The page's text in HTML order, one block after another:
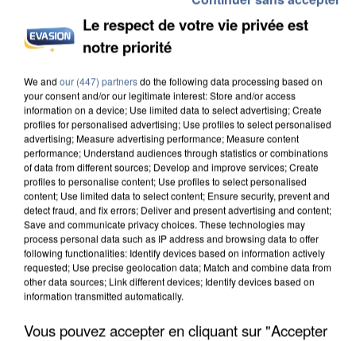
COULÉE DE BOUE EN HAUTE-SAVOIE
Le respect de votre vie privée est
notre priorité
We and our (447) partnersdo the following data processing based on
your consent and/or our legitimate interest: Store and/or access
information on a device; Use limited data to select advertising; Create
profiles for personalised advertising; Use profiles to select personalised
advertising; Measure advertising performance; Measure content
performance; Understand audiences through statistics or combinations
of data from different sources; Develop and improve services; Create
profiles to personalise content; Use profiles to select personalised
content; Use limited data to select content; Ensure security, prevent and
detect fraud, and fix errors; Deliver and present advertising and content;
Save and communicate privacy choices. These technologies may
process personal data such as IP address and browsing data to offer
following functionalities: Identify devices based on information actively
requested; Use precise geolocation data; Match and combine data from
other data sources; Link different devices; Identify devices based on
information transmitted automatically.
Vous pouvez accepter en cliquant sur "Accepter